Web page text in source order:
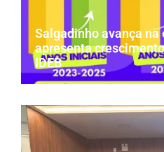
Salgadinho avança na
apresenta
IDEB